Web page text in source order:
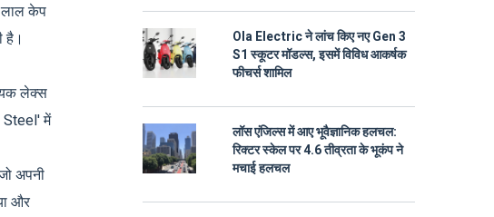
लाल केप
है।
लेक्स
Steel' में
अपनी
और
Ola Electric ने लांच किए नए Gen 3
S1 स्कूटर मॉडल्स, इसमें विविध आकर्षक
फीचर्स शामिल
लॉस एंजिल्स में आए भूवैज्ञानिक हलचल:
रिक्टर स्केल पर 4.6 तीव्रता के भूकंप ने
मचाई हलचल